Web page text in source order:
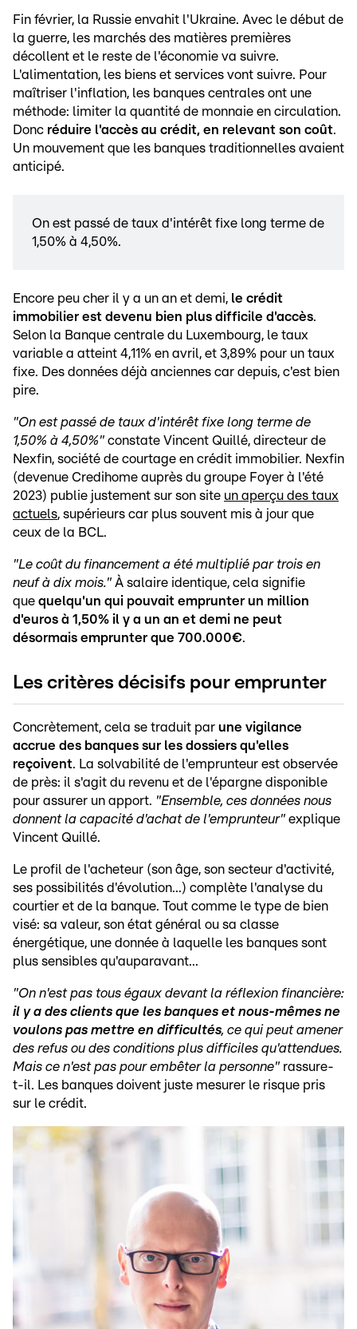
Fin février, la Russie envahit l'Ukraine. Avec le début de
la guerre, les marchés des matières premières
décollent et le reste de l'économie va suivre.
L'alimentation, les biens et services vont suivre. Pour
maîtriser l'inflation, les banques centrales ont une
méthode: limiter la quantité de monnaie en circulation.
Donc réduire l'accès au crédit, en relevant son coût.
Un mouvement que les banques traditionnelles avaient
anticipé.
On est passé de taux d'intérêt fixe long terme de
1,50% à 4,50%.
Encore peu cher il y a un an et demi, le crédit
immobilier est devenu bien plus difficile d'accès.
Selon la Banque centrale du Luxembourg, le taux
variable a atteint 4,11% en avril, et 3,89% pour un taux
fixe. Des données déjà anciennes car depuis, c'est bien
pire.
"On est passé de taux d'intérêt fixe long terme de
1,50% à 4,50%" constate Vincent Quillé, directeur de
Nexfin, société de courtage en crédit immobilier. Nexfin
(devenue Credihome auprès du groupe Foyer à l'été
2023) publie justement sur son site un aperçu des taux
actuels, supérieurs car plus souvent mis à jour que
ceux de la BCL.
"Le coût du financement a été multiplié par trois en
neuf à dix mois." À salaire identique, cela signifie
que quelqu'un qui pouvait emprunter un million
d'euros à 1,50% il y a un an et demi ne peut
désormais emprunter que 700.000€.
Les critères décisifs pour emprunter
Concrètement, cela se traduit par une vigilance
accrue des banques sur les dossiers qu'elles
reçoivent. La solvabilité de l'emprunteur est observée
de près: il s'agit du revenu et de l'épargne disponible
pour assurer un apport. "Ensemble, ces données nous
donnent la capacité d'achat de l'emprunteur" explique
Vincent Quillé.
Le profil de l'acheteur (son âge, son secteur d'activité,
ses possibilités d'évolution...) complète l'analyse du
courtier et de la banque. Tout comme le type de bien
visé: sa valeur, son état général ou sa classe
énergétique, une donnée à laquelle les banques sont
plus sensibles qu'auparavant...
"On n'est pas tous égaux devant la réflexion financière:
il y a des clients que les banques et nous-mêmes ne
voulons pas mettre en difficultés, ce qui peut amener
des refus ou des conditions plus difficiles qu'attendues.
Mais ce n'est pas pour embêter la personne" rassure-
t-il. Les banques doivent juste mesurer le risque pris
sur le crédit.